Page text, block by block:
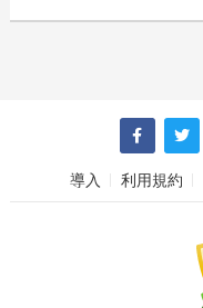
導入 利用規約